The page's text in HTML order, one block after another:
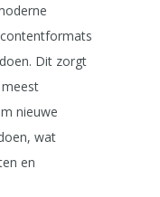
Dit zorgt
nieuwe
wat
en